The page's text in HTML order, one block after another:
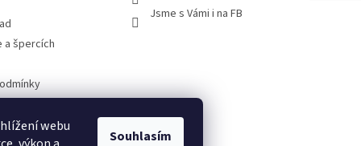
webu
Souhlasím
a špercích
Jsme s Vámi i na FB